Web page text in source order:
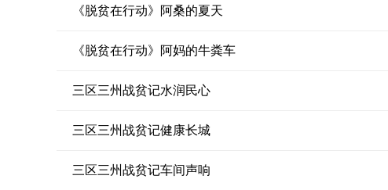
《脱贫在行动》阿桑的夏天
《脱贫在行动》阿妈的牛粪车
三区三州战贫记水润民心
三区三州战贫记健康长城
三区三州战贫记车间声响